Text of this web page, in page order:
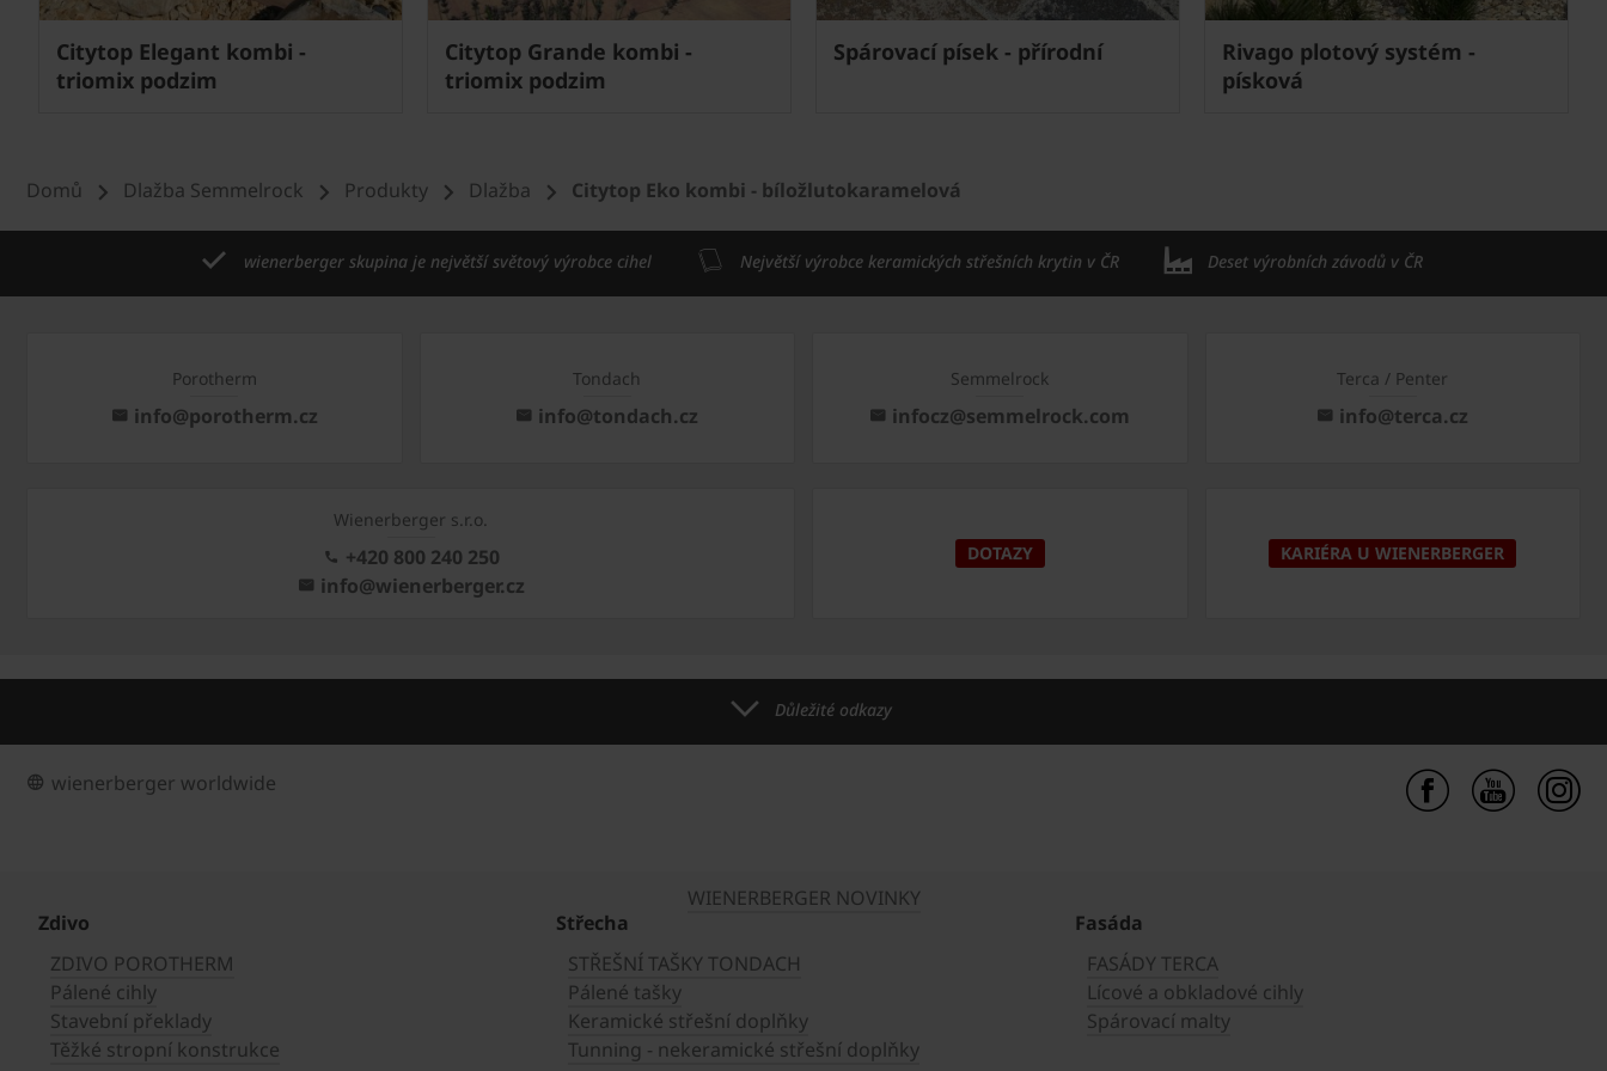
Citytop Elegant kombi -
triomix podzim
Citytop Grande kombi -
triomix podzim
Spárovací písek - přírodní
Rivago plotový systém -
písková
Domů Dlažba Semmelrock Produkty Dlažba Citytop Eko kombi - bíložlutokaramelová
wienerberger skupina je největší světový výrobce cihel Největší výrobce keramických střešních krytin v ČR Deset výrobních závodů v ČR
Porotherm
info@porotherm.cz
Tondach
info@tondach.cz
Semmelrock
infocz@semmelrock.com
Terca / Penter
info@terca.cz
Wienerberger s.r.o.
+420 800 240 250
info@wienerberger.cz
DOTAZY KARIÉRA U WIENERBERGER
Důležité odkazy
wienerberger worldwide
WIENERBERGER NOVINKY
Zdivo
ZDIVO POROTHERM
Pálené cihly
Stavební překlady
Těžké stropní konstrukce
Střecha
STŘEŠNÍ TAŠKY TONDACH
Pálené tašky
Keramické střešní doplňky
Tunning - nekeramické střešní doplňky
Fasáda
FASÁDY TERCA
Lícové a obkladové cihly
Spárovací malty